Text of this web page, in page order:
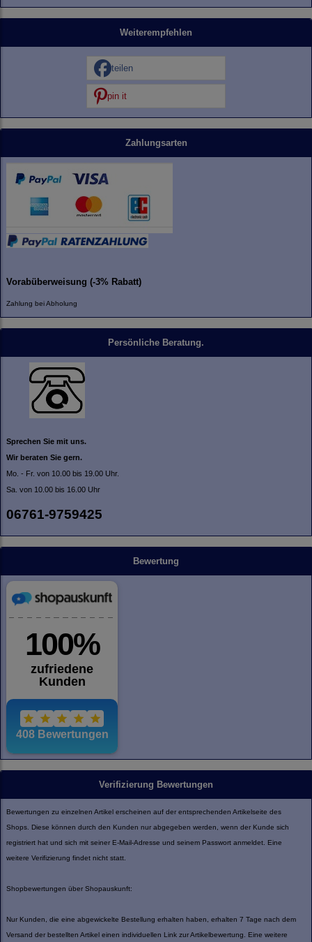
Weiterempfehlen
teilen
pin it
Zahlungsarten
Vorabüberweisung (-3% Rabatt)
Zahlung bei Abholung
Persönliche Beratung.
Sprechen Sie mit uns.
Wir beraten Sie gern.
Mo. - Fr. von 10.00 bis 19.00 Uhr.
Sa. von 10.00 bis 16.00 Uhr
06761-9759425
Bewertung
Verifizierung Bewertungen
Bewertungen zu einzelnen Artikel erscheinen auf der entsprechenden Artikelseite des
Shops. Diese können durch den Kunden nur abgegeben werden, wenn der Kunde sich
registriert hat und sich mit seiner E-Mail-Adresse und seinem Passwort anmeldet. Eine
weitere Verifizierung findet nicht statt.
Shopbewertungen über Shopauskunft:
Nur Kunden, die eine abgewickelte Bestellung erhalten haben, erhalten 7 Tage nach dem
Versand der bestellten Artikel einen individuellen Link zur Artikelbewertung. Eine weitere